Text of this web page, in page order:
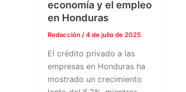
economía y el empleo
en Honduras
Redacción /4 de julio de 2025
El crédito privado a las
empresas en Honduras ha
mostrado un crecimiento